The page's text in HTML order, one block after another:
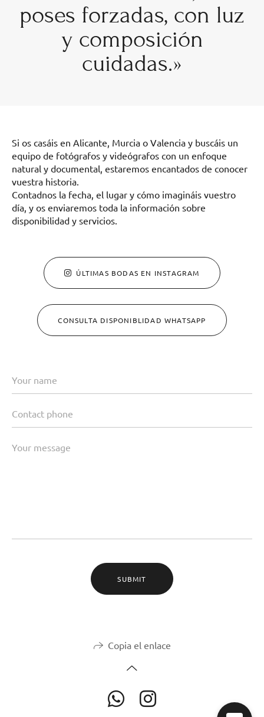
poses forzadas, con luz
y composición
cuidadas.»
Si os casáis en Alicante, Murcia o Valencia y buscáis un
equipo de fotógrafos y videógrafos con un enfoque
natural y documental, estaremos encantados de conocer
vuestra historia.
Contadnos la fecha, el lugar y cómo imagináis vuestro
día, y os enviaremos toda la información sobre
disponibilidad y servicios.
ÚLTIMAS BODAS EN INSTAGRAM
CONSULTA DISPONIBLIDAD WHATSAPP
SUBMIT
Copia el enlace